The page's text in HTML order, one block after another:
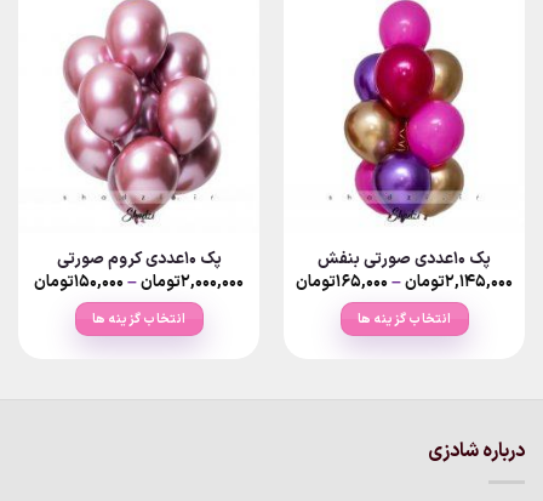
پک 10عددی صورتی بنفش
۲,۱۴۵,۰۰۰تومان–۱۶۵,۰۰۰تومانPrice
انتخاب گزینه ها
پک ۱۰عددی کروم صورتی
۲,۰۰۰,۰۰۰تومان–۱۵۰,۰۰۰تومان
انتخاب گزینه ها
درباره شادزی